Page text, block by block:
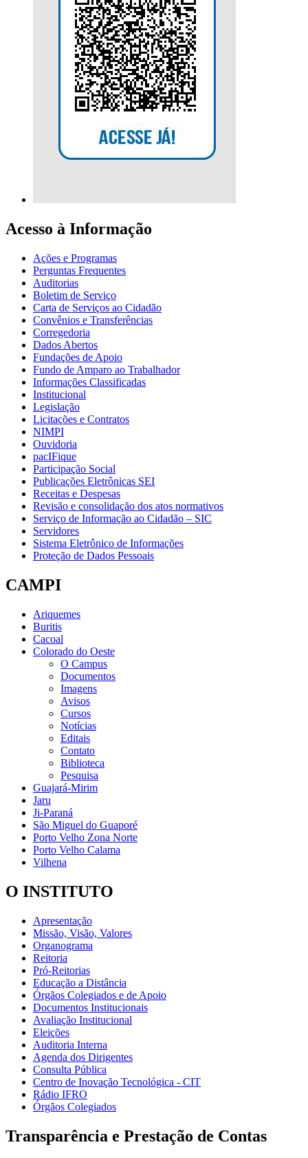
Acesso à Informação
Ações e Programas
Perguntas Frequentes
Auditorias
Boletim de Serviço
Carta de Serviços ao Cidadão
Convênios e Transferências
Corregedoria
Dados Abertos
Fundações de Apoio
Fundo de Amparo ao Trabalhador
Informações Classificadas
Institucional
Legislação
Licitações e Contratos
NIMPI
Ouvidoria
pacIFique
Participação Social
Publicações Eletrônicas SEI
Receitas e Despesas
Revisão e consolidação dos atos normativos
Serviço de Informação ao Cidadão – SIC
Servidores
Sistema Eletrônico de Informações
Proteção de Dados Pessoais
CAMPI
Ariquemes
Buritis
Cacoal
Colorado do Oeste
O Campus
Documentos
Imagens
Avisos
Cursos
Notícias
Editais
Contato
Biblioteca
Pesquisa
Guajará-Mirim
Jaru
Ji-Paraná
São Miguel do Guaporé
Porto Velho Zona Norte
Porto Velho Calama
Vilhena
O INSTITUTO
Apresentação
Missão, Visão, Valores
Organograma
Reitoria
Pró-Reitorias
Educação a Distância
Órgãos Colegiados e de Apoio
Documentos Institucionais
Avaliação Institucional
Eleições
Auditoria Interna
Agenda dos Dirigentes
Consulta Pública
Centro de Inovação Tecnológica - CIT
Rádio IFRO
Órgãos Colegiados
Transparência e Prestação de Contas